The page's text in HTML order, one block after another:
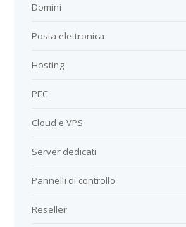
Domini
Posta elettronica
Hosting
PEC
Cloud e VPS
Server dedicati
Pannelli di controllo
Reseller